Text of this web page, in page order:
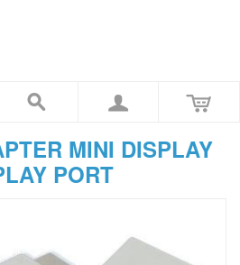
MINI DISPLAY
PORT